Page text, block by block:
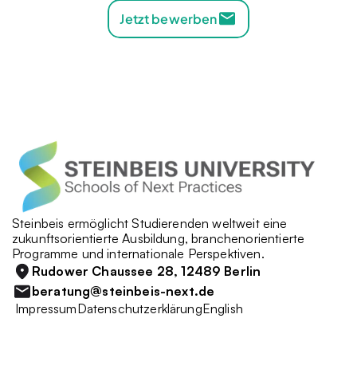
Jetzt bewerben
Steinbeis ermöglicht Studierenden weltweit eine
zukunftsorientierte Ausbildung, branchenorientierte
Programme und internationale Perspektiven.
Rudower Chaussee 28, 12489 Berlin
beratung@steinbeis-next.de
ImpressumDatenschutzerklärungEnglish